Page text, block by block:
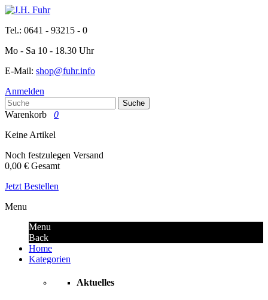
Tel.: 0641 - 93215 - 0
Mo - Sa 10 - 18.30 Uhr
E-Mail: shop@fuhr.info
Anmelden
Suche
Warenkorb
0
Keine Artikel
Noch festzulegen Versand
0,00 € Gesamt
Jetzt Bestellen
Menu
Menu
Back
Home
Kategorien
Aktuelles